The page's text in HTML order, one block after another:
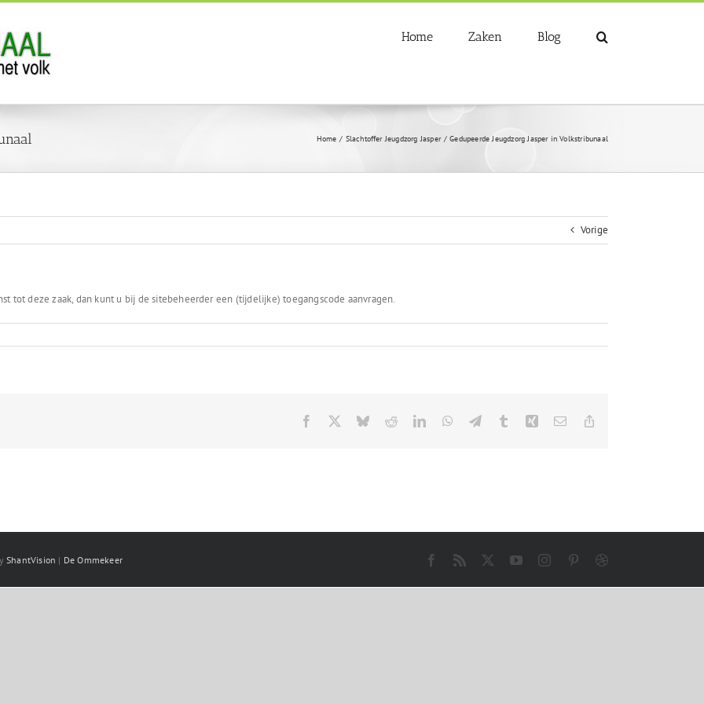
Home Zaken Blog
Home Slachtoffer Jeugdzorg Jasper Gedupeerde Jeugdzorg Jasper in Volkstribunaal
Vorige
tot deze zaak, dan kunt u bij de sitebeheerder een (tijdelijke) toegangscode aanvragen.
Facebook BlueskyRedditLinkedInWhatsApp
TelegramTumblr Xing E-
ShantVision | De Ommekeer Facebook
Rss YouTubeInstagramPinterestDribbble